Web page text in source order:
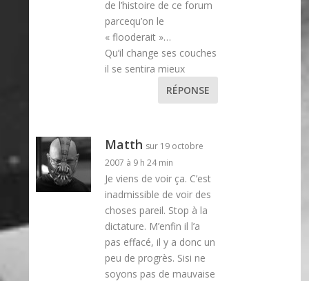
de l’histoire de ce forum
parcequ’on le
« flooderait »…
Qu’il change ses couches
il se sentira mieux
RÉPONSE
Matth sur 19 octobre
2007 à 9 h 24 min
Je viens de voir ça. C’est
inadmissible de voir des
choses pareil. Stop à la
dictature. M’enfin il l’a
pas effacé, il y a donc un
peu de progrès. Sisi ne
soyons pas de mauvaise